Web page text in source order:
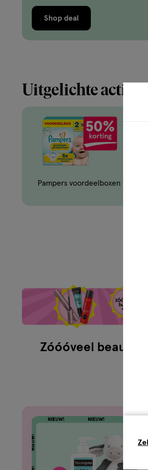
Shop deal
Uitgelichte acties
Pampers voordeelboxen
Zóóóveel beauty